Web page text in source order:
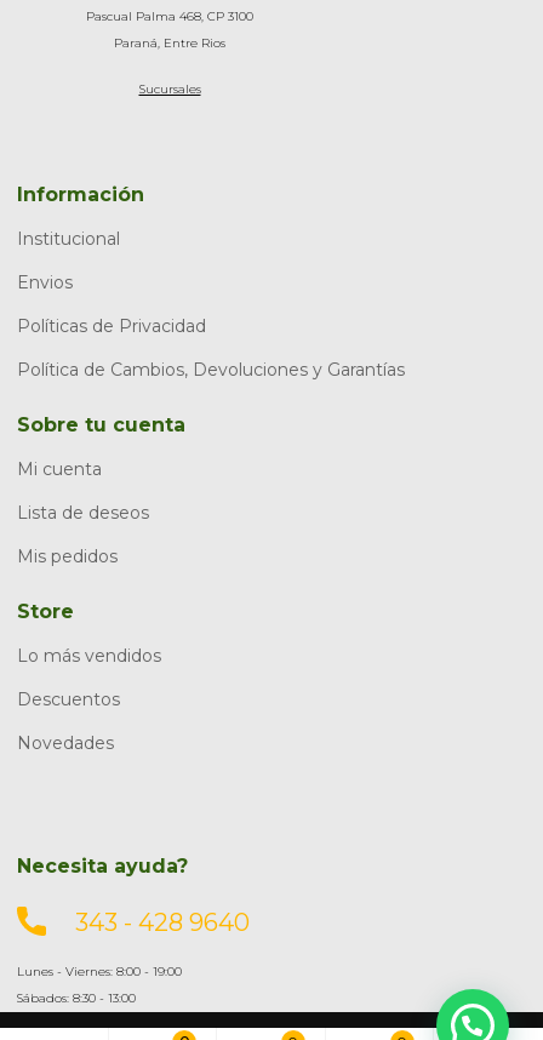
Pascual Palma 468, CP 3100
Paraná, Entre Rios
Sucursales
Información
Institucional
Envios
Políticas de Privacidad
Política de Cambios, Devoluciones y Garantías
Sobre tu cuenta
Mi cuenta
Lista de deseos
Mis pedidos
Store
Lo más vendidos
Descuentos
Novedades
Necesita ayuda?
343 - 428 9640
Lunes - Viernes: 8:00 - 19:00
Sábados: 8:30 - 13:00